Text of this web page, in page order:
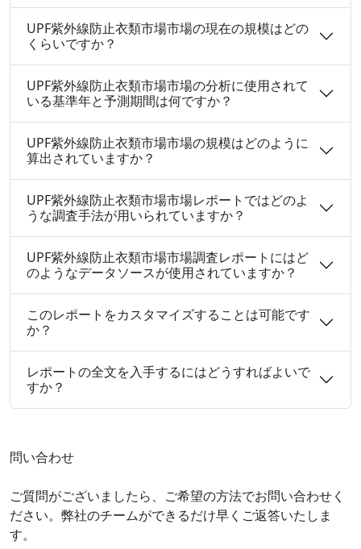
UPF紫外線防止衣類市場市場の現在の規模はどの
くらいですか？
UPF紫外線防止衣類市場市場の分析に使用されて
いる基準年と予測期間は何ですか？
UPF紫外線防止衣類市場市場の規模はどのように
算出されていますか？
UPF紫外線防止衣類市場市場レポートではどのよ
うな調査手法が用いられていますか？
UPF紫外線防止衣類市場市場調査レポートにはど
のようなデータソースが使用されていますか？
このレポートをカスタマイズすることは可能です
か？
レポートの全文を入手するにはどうすればよいで
すか？
問い合わせ
ご質問がございましたら、ご希望の方法でお問い合わせく
ださい。弊社のチームができるだけ早くご返答いたしま
す。